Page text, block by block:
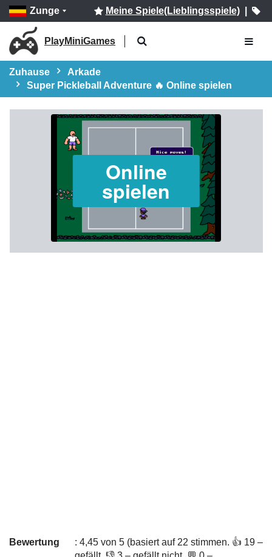
Zunge Meine Spiele(Lieblingsspiele)|
PlayMiniGames
Zuhause
Arkade
Super Pickleball Adventure 🔥 Online spielen
Online
spielen
Bewertung
: 4,45 von 5 (basiert auf 22 stimmen. 👍 19 –